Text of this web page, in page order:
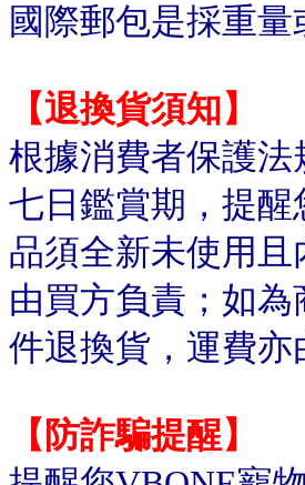
國際郵包是採重
【退換貨須知】
根據消費者保護
七日鑑賞期，提
品須全新未使用
由買方負責；如
件退換貨，運費
【防詐騙提醒】